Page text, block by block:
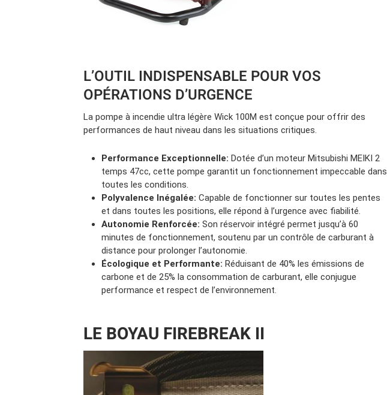
L’OUTIL INDISPENSABLE POUR VOS
OPÉRATIONS D’URGENCE
La pompe à incendie ultra légère Wick 100M est conçue pour offrir des
performances de haut niveau dans les situations critiques.
Performance Exceptionnelle: Dotée d’un moteur Mitsubishi MEIKI 2
temps 47cc, cette pompe garantit un fonctionnement impeccable dans
toutes les conditions.
Polyvalence Inégalée: Capable de fonctionner sur toutes les pentes
et dans toutes les positions, elle répond à l’urgence avec fiabilité.
Autonomie Renforcée: Son réservoir intégré permet jusqu’à 60
minutes de fonctionnement, soutenu par un contrôle de carburant à
distance pour prolonger l’autonomie.
Écologique et Performante: Réduisant de 40% les émissions de
carbone et de 25% la consommation de carburant, elle conjugue
performance et respect de l’environnement.
LE BOYAU FIREBREAK II